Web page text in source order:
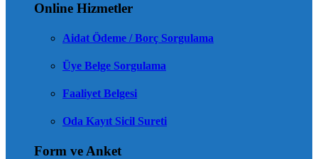
Online Hizmetler
Aidat Ödeme / Borç Sorgulama
Üye Belge Sorgulama
Faaliyet Belgesi
Oda Kayıt Sicil Sureti
Form ve Anket